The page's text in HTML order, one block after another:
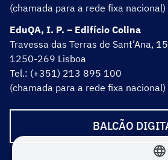
(chamada para a rede fixa nacional)
EduQA, I. P. – Edifício Colina
Travessa das Terras de Sant’Ana, 15
1250-269 Lisboa
Tel.: (+351) 213 895 100
(chamada para a rede fixa nacional)
BALCÃO